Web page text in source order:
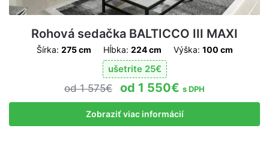
Rohová sedačka BALTICCO III MAXI
Šírka: 275 cm Hĺbka: 224 cm Výška: 100 cm
ušetrite 25€
1 575€ 1 550€ s DPH
Zobraziť viac informácií